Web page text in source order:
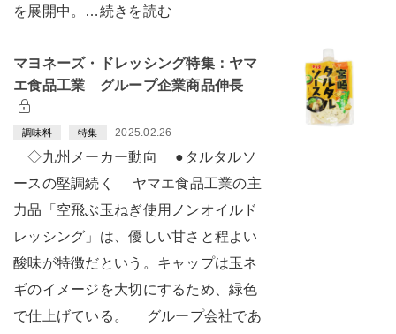
を展開中。…続きを読む
マヨネーズ・ドレッシング特集：ヤマ
エ食品工業 グループ企業商品伸長
調味料 特集 2025.02.26
◇九州メーカー動向 ●タルタルソ
ースの堅調続く ヤマエ食品工業の主
力品「空飛ぶ玉ねぎ使用ノンオイルド
レッシング」は、優しい甘さと程よい
酸味が特徴だという。キャップは玉ネ
ギのイメージを大切にするため、緑色
で仕上げている。 グループ会社であ